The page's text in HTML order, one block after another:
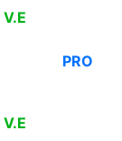
V.E
PRO
V.E